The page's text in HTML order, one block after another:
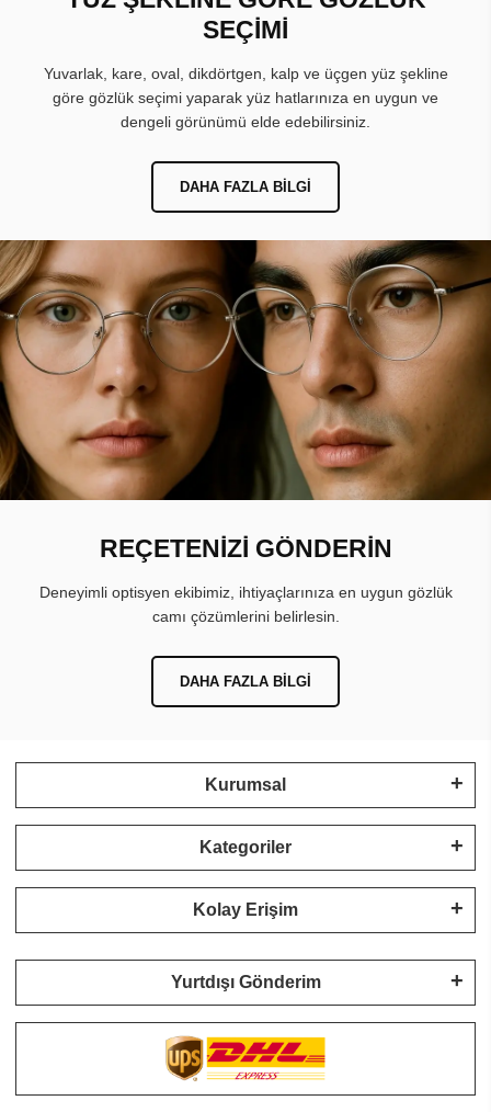
SEÇİMİ
Yuvarlak, kare, oval, dikdörtgen, kalp ve üçgen yüz şekline
göre gözlük seçimi yaparak yüz hatlarınıza en uygun ve
dengeli görünümü elde edebilirsiniz.
DAHA FAZLA BILGI
REÇETENİZİ GÖNDERİN
Deneyimli optisyen ekibimiz, ihtiyaçlarınıza en uygun gözlük
camı çözümlerini belirlesin.
DAHA FAZLA BILGI
Kurumsal
Kategoriler
Kolay Erişim
Yurtdışı Gönderim